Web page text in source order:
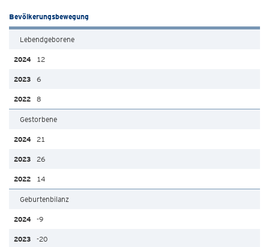
Bevölkerungsbewegung
Lebendgeborene
12
6
8
Gestorbene
21
26
14
Geburtenbilanz
-9
-20